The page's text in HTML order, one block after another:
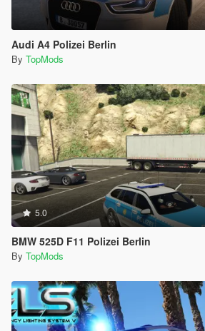
Audi A4 Polizei Berlin
By TopMods
5.0
BMW 525D F11 Polizei Berlin
By TopMods